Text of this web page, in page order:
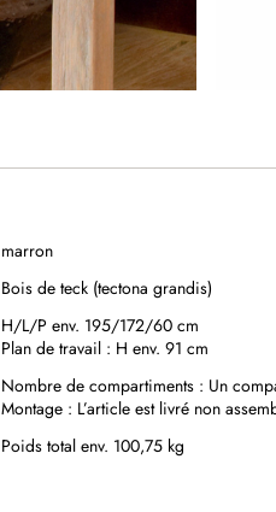
marron
Bois de teck (tectona grandis)
H/L/P env. 195/172/60 cm
Plan de travail : H env. 91 cm
Nombre de compartiments : Un
Montage : L’article est livré non
Poids total env. 100,75 kg